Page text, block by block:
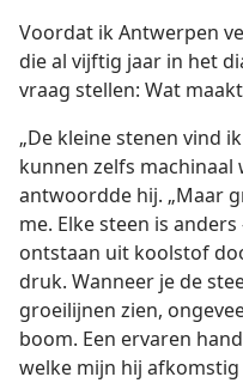
Voordat ik Antwerpen
die al vijftig jaar in het
vraag stellen: Wat
„De kleine stenen vind
kunnen zelfs machinaal
antwoordde hij. „Maar
me. Elke steen is
ontstaan uit koolstof
druk. Wanneer je de
groeilijnen zien,
boom. Een ervaren
welke mijn hij afkomstig